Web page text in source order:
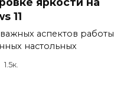
11
аспектов работы
настольных
1.5к.